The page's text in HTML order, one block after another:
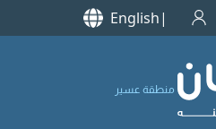
English
منطقة عسير